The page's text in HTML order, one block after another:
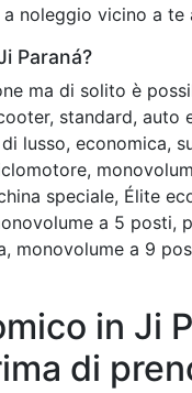
noleggio vicino a te
Paraná?
ma di solito è
standard, auto
lusso, economica,
speciale, Élite
a 5 posti,
monovolume a 9
in Ji
di